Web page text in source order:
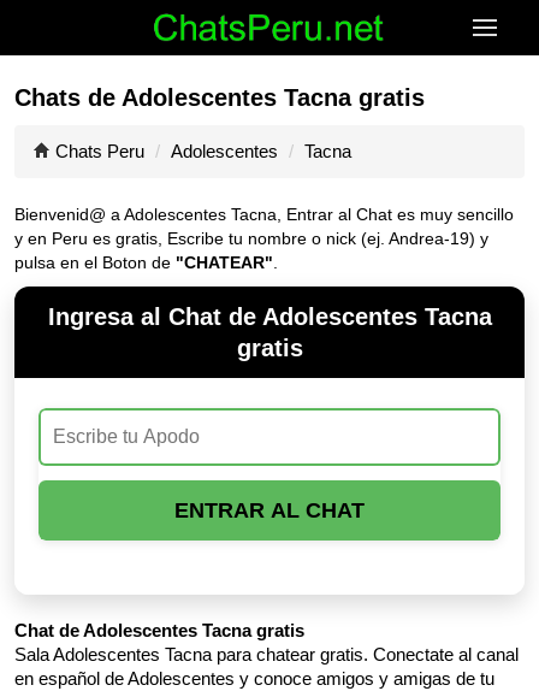
Chats de Adolescentes Tacna gratis
Chats Peru Adolescentes Tacna
Bienvenid@ a Adolescentes Tacna, Entrar al Chat es muy sencillo
y en Peru es gratis, Escribe tu nombre o nick (ej. Andrea-19) y
pulsa en el Boton de "CHATEAR"
Ingresa al Chat de Adolescentes Tacna
gratis
ENTRAR AL CHAT
Chat de Adolescentes Tacna gratis
Sala Adolescentes Tacna para chatear gratis. Conectate al canal
en español de Adolescentes y conoce amigos y amigas de tu